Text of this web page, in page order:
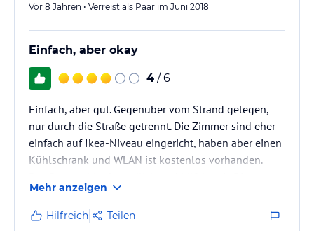
Vor 8 Jahren • Verreist als Paar im Juni 2018
Einfach, aber okay
4 / 6
Einfach, aber gut. Gegenüber vom Strand gelegen,
nur durch die Straße getrennt. Die Zimmer sind eher
einfach auf Ikea-Niveau eingericht, haben aber einen
Kühlschrank und WLAN ist kostenlos vorhanden.
Kommunikation ist nicht einfach, da man kaum
englisch oder deutsch spricht.
Vor dem Hotel kann man schön im Schatten sitzen
Mehr anzeigen
Hilfreich Teilen